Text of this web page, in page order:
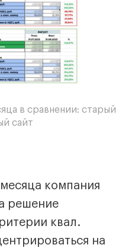
в сравнении: старый
сайт
компания
решение
квал.
на